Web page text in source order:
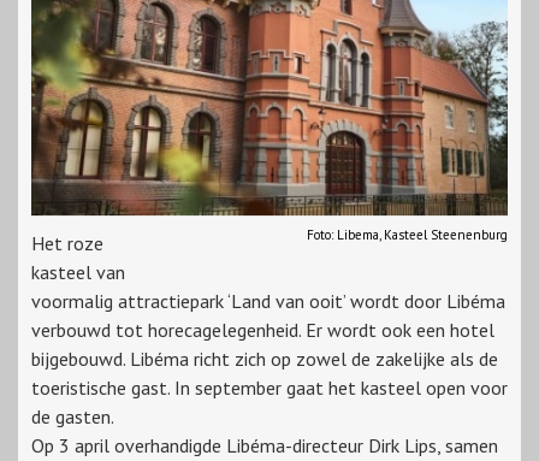
Foto: Libema, Kasteel Steenenburg
Het roze
kasteel van
voormalig attractiepark ‘Land van ooit’ wordt door Libéma
verbouwd tot horecagelegenheid. Er wordt ook een hotel
bijgebouwd. Libéma richt zich op zowel de zakelijke als de
toeristische gast. In september gaat het kasteel open voor
de gasten.
Op 3 april overhandigde Libéma-directeur Dirk Lips, samen